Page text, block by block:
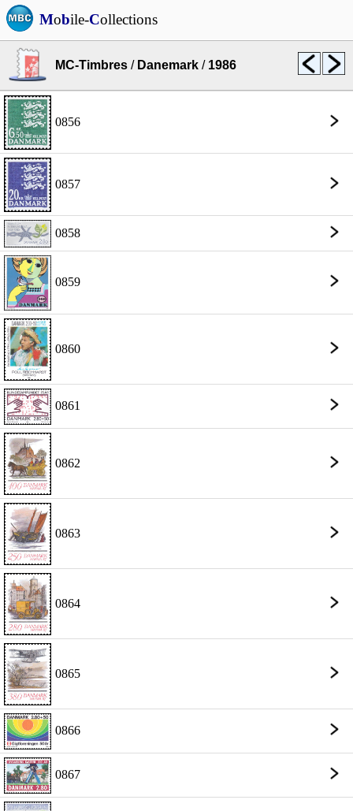
Mobile-Collections
MC-Timbres / Danemark / 1986
0856
0857
0858
0859
0860
0861
0862
0863
0864
0865
0866
0867